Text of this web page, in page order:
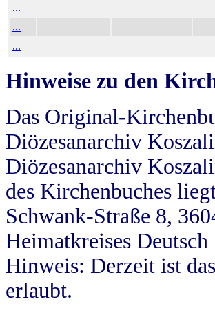
...
...
...
Hinweise zu den
Das Original-
Diözesanarchiv
Diözesanarchiv
des Kirchenbuches
Schwank-Straße 8,
Heimatkreises
Hinweis: Derzeit ist
erlaubt.